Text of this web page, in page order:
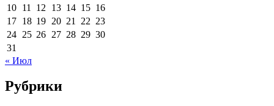
10 11 12 13 14 15 16
17 18 19 20 21 22 23
24 25 26 27 28 29 30
31
« Июл
Рубрики